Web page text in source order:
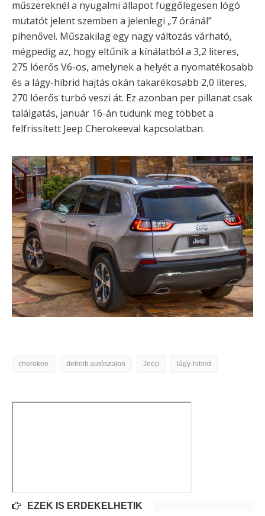
műszereknél a nyugalmi állapot függőlegesen lógó
mutatót jelent szemben a jelenlegi „7 óránál”
pihenővel. Műszakilag egy nagy változás várható,
mégpedig az, hogy eltűnik a kínálatból a 3,2 literes,
275 lóerős V6-os, amelynek a helyét a nyomatékosabb
és a lágy-hibrid hajtás okán takarékosabb 2,0 literes,
270 lóerős turbó veszi át. Ez azonban per pillanat csak
találgatás, január 16-án tudunk meg többet a
felfrissített Jeep Cherokeeval kapcsolatban.
cherokee detroiti autószalon Jeep lágy-hibrid
EZEK IS ÉRDEKELHETIK